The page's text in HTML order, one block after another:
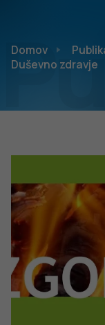
Domov
Duševno zdravje